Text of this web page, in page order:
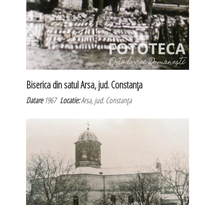
Biserica din satul Arsa, jud. Constanţa
Datare1967Locatie:Arsa, jud. Constanţa